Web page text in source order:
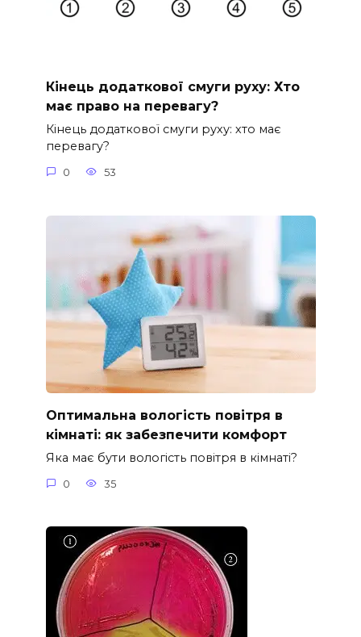
Кінець додаткової смуги руху: Хто
має право на перевагу?
Кінець додаткової смуги руху: хто має
перевагу?
0 53
Оптимальна вологість повітря в
кімнаті: як забезпечити комфорт
Яка має бути вологість повітря в кімнаті?
0 35